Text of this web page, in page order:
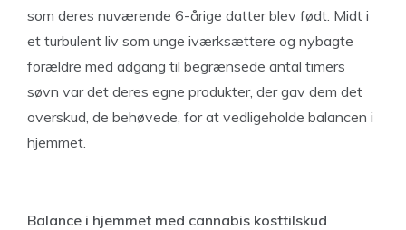
som deres nuværende 6-årige datter blev født. Midt i
et turbulent liv som unge iværksættere og nybagte
forældre med adgang til begrænsede antal timers
søvn var det deres egne produkter, der gav dem det
overskud, de behøvede, for at vedligeholde balancen i
hjemmet.
Balance i hjemmet med cannabis kosttilskud